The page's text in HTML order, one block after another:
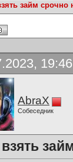
займ срочно
19:46
AbraX
Собеседник